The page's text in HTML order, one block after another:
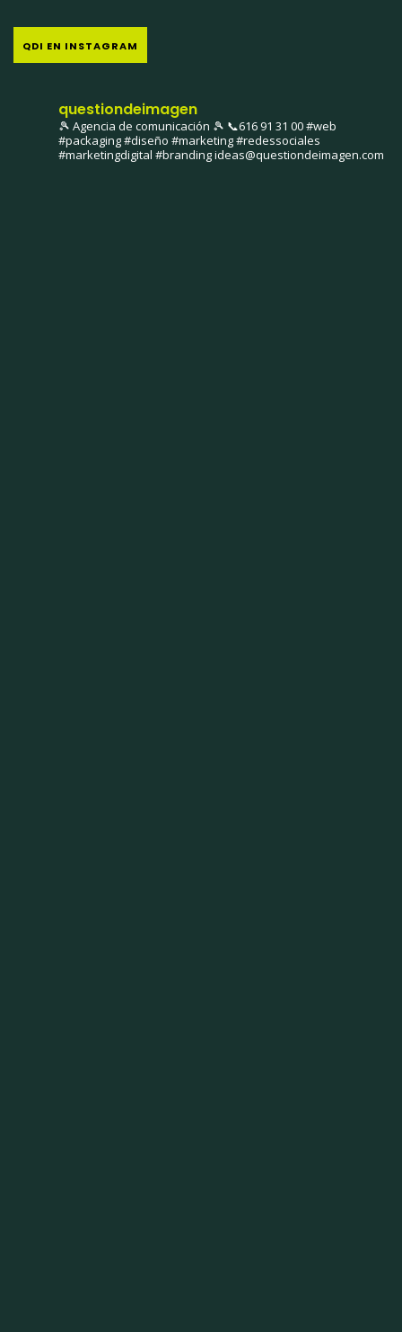
QDI EN INSTAGRAM
questiondeimagen
🎾 Agencia de comunicación 🎾 📞616 91 31 00#web
#packaging #diseño #marketing #redessociales
#marketingdigital #brandingideas@questiondeimagen.com